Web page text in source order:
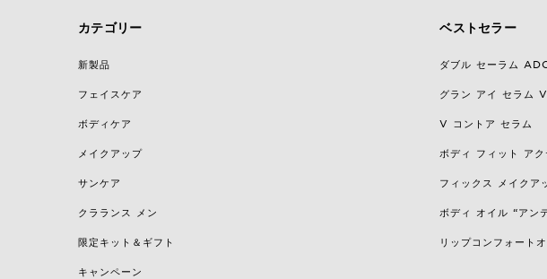
カテゴリー
新製品
フェイスケア
ボディケア
メイクアップ
サンケア
クラランス メン
限定キット＆ギフト
キャンペーン
ベストセラー
ダブル セーラム
グラン アイ セラム V
V コントア セラム
ボディ フィット ア
フィックス メイクア
ボディ オイル “アン
リップコンフォート